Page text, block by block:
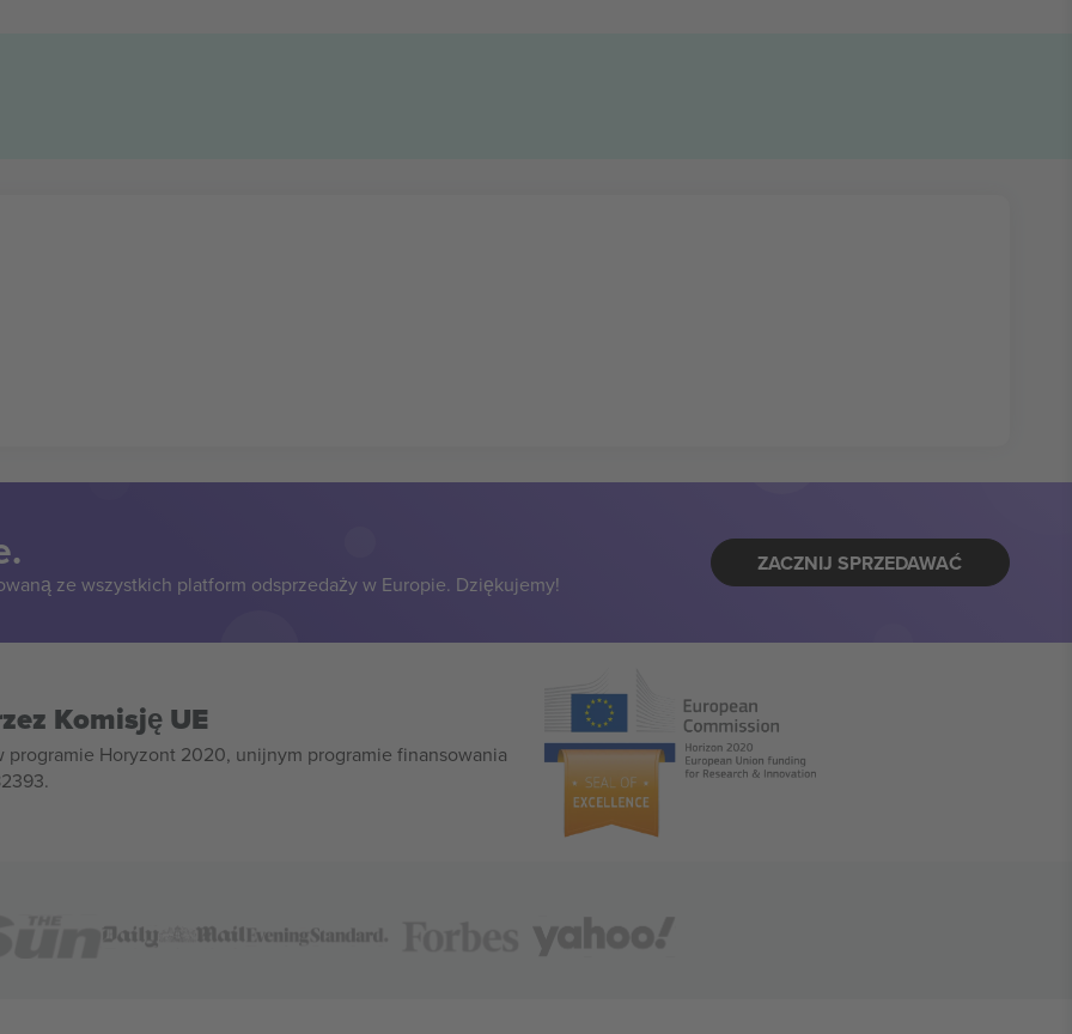
ze wszystkich platform odsprzedaży w Europie. Dziękujemy!
ZACZNIJ SPRZEDAWAĆ
Komisję UE
programie Horyzont 2020, unijnym programie finansowania